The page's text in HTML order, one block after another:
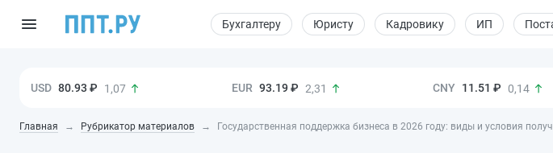
Бухгалтеру Юристу Кадровику ИП
80.93 ₽ 1,07 93.19 ₽ 2,31 11.51 ₽ 0,14
Главная Рубрикатор материалов Государственная поддержка бизнеса в 2026 году: виды и условия